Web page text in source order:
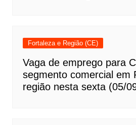
Fortaleza e Região (CE)
Vaga de emprego para
segmento comercial em
região nesta sexta (05/